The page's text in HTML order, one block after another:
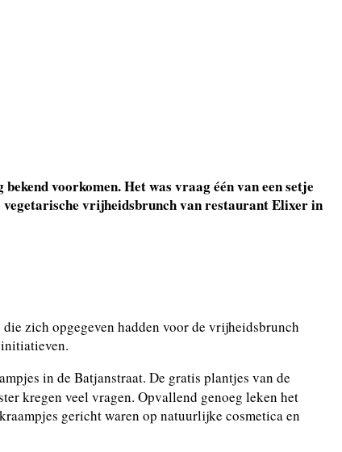
voorkomen. Het was vraag één van een setje
vegetarische vrijheidsbrunch van restaurant Elixer in
zich opgegeven hadden voor de vrijheidsbrunch
in de Batjanstraat. De gratis plantjes van de
kregen veel vragen. Opvallend genoeg leken het
gericht waren op natuurlijke cosmetica en